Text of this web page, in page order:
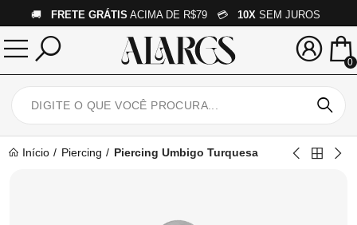
🚚 FRETE GRÁTIS ACIMA DE R$79 💳 10X SEM JUROS
0
Início Piercing Piercing Umbigo Turquesa